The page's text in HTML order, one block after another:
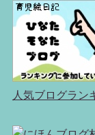
人気ブログラン